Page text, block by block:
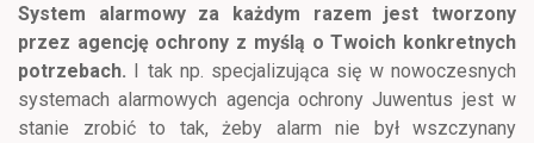
System alarmowy za każdym razem jest tworzony
przez agencję ochrony z myślą o Twoich konkretnych
potrzebach. I tak np. specjalizująca się w nowoczesnych
systemach alarmowych agencja ochrony Juwentus jest w
stanie zrobić to tak, żeby alarm nie był wszczynany